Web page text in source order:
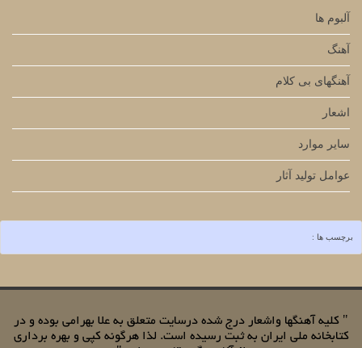
آلبوم ها
آهنگ
آهنگهای بی کلام
اشعار
سایر موارد
عوامل تولید آثار
برچسب ها :
" کلیه آهنگها واشعار درج شده درسایت متعلق به علا بهرامی بوده و در
کتابخانه ملی ایران به ثبت رسیده است. لذا هرگونه کپی و بهره برداری